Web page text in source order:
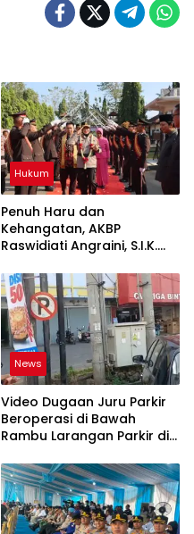
Hukum
Penuh Haru dan
Kehangatan, AKBP
Raswidiati Angraini, S.I.K.
Lampung Utara
News
Video Dugaan Juru Parkir
Beroperasi di Bawah
Rambu Larangan Parkir di
Warganet Soroti Dugaan
Pelanggaran